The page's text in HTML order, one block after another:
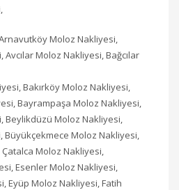
Moloz Nakliyesi,
Moloz Nakliyesi, Bağcılar
Bakırköy Moloz Nakliyesi,
Bayrampaşa Moloz Nakliyesi,
Beylikdüzü Moloz Nakliyesi,
Büyükçekmece Moloz Nakliyesi,
Moloz Nakliyesi,
Esenler Moloz Nakliyesi,
Eyüp Moloz Nakliyesi, Fatih